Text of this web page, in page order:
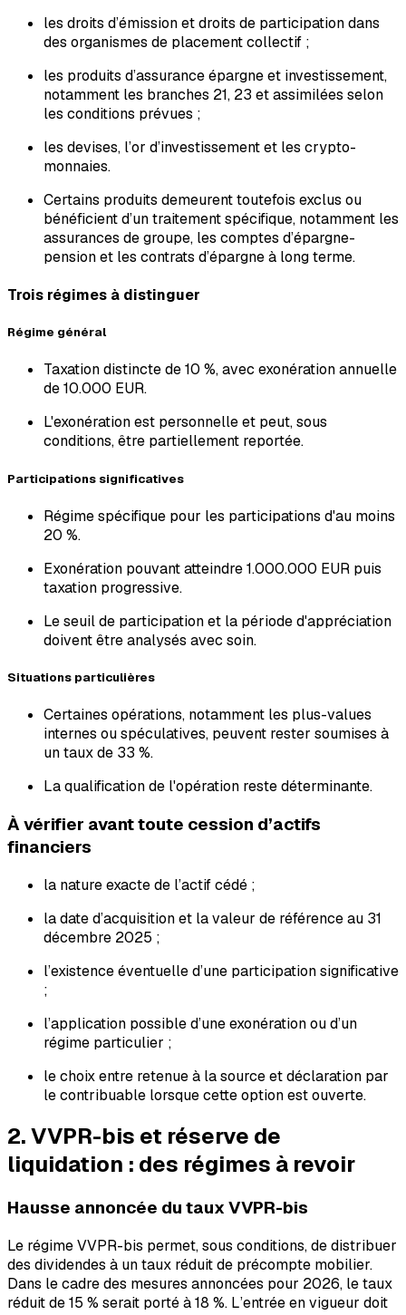
les droits d’émission et droits de participation dans
des organismes de placement collectif ;
les produits d’assurance épargne et investissement,
notamment les branches 21, 23 et assimilées selon
les conditions prévues ;
les devises, l’or d’investissement et les crypto-
monnaies.
Certains produits demeurent toutefois exclus ou
bénéficient d’un traitement spécifique, notamment les
assurances de groupe, les comptes d’épargne-
pension et les contrats d’épargne à long terme.
Trois régimes à distinguer
Régime général
Taxation distincte de 10 %, avec exonération annuelle
de 10.000 EUR.
L'exonération est personnelle et peut, sous
conditions, être partiellement reportée.
Participations significatives
Régime spécifique pour les participations d'au moins
20 %.
Exonération pouvant atteindre 1.000.000 EUR puis
taxation progressive.
Le seuil de participation et la période d'appréciation
doivent être analysés avec soin.
Situations particulières
Certaines opérations, notamment les plus-values
internes ou spéculatives, peuvent rester soumises à
un taux de 33 %.
La qualification de l'opération reste déterminante.
À vérifier avant toute cession d’actifs
financiers
la nature exacte de l’actif cédé ;
la date d’acquisition et la valeur de référence au 31
décembre 2025 ;
l’existence éventuelle d’une participation significative
;
l’application possible d’une exonération ou d’un
régime particulier ;
le choix entre retenue à la source et déclaration par
le contribuable lorsque cette option est ouverte.
2. VVPR-bis et réserve de
liquidation : des régimes à revoir
Hausse annoncée du taux VVPR-bis
Le régime VVPR-bis permet, sous conditions, de distribuer
des dividendes à un taux réduit de précompte mobilier.
Dans le cadre des mesures annoncées pour 2026, le taux
réduit de 15 % serait porté à 18 %. L’entrée en vigueur doit